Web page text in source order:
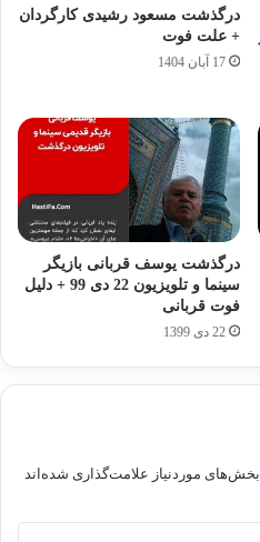
درگذشت مسعود رشیدی کارگردان
+ علت فوت
17 آبان 1404
درگذشت یوسف قربانی بازیگر
سینما و تلویزیون 22 دی 99 + دلیل
فوت قربانی
22 دی 1399
بخش‌های موردنیاز علامت‌گذاری شده‌اند